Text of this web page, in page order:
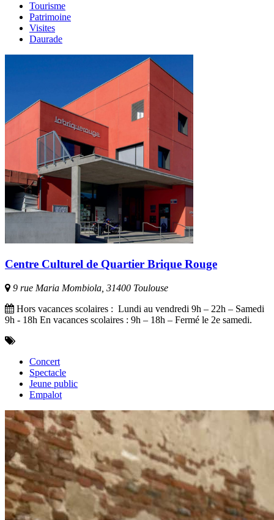
Tourisme
Patrimoine
Visites
Daurade
Centre Culturel de Quartier Brique Rouge
9 rue Maria Mombiola, 31400 Toulouse
Hors vacances scolaires : Lundi au vendredi 9h – 22h – Samedi
9h - 18h En vacances scolaires : 9h – 18h – Fermé le 2e samedi.
Concert
Spectacle
Jeune public
Empalot